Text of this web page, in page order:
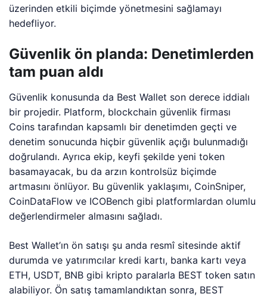
üzerinden etkili biçimde yönetmesini sağlamayı
hedefliyor.
Güvenlik ön planda: Denetimlerden
tam puan aldı
Güvenlik konusunda da Best Wallet son derece iddialı
bir projedir. Platform, blockchain güvenlik firması
Coins tarafından kapsamlı bir denetimden geçti ve
denetim sonucunda hiçbir güvenlik açığı bulunmadığı
doğrulandı. Ayrıca ekip, keyfi şekilde yeni token
basamayacak, bu da arzın kontrolsüz biçimde
artmasını önlüyor. Bu güvenlik yaklaşımı, CoinSniper,
CoinDataFlow ve ICOBench gibi platformlardan olumlu
değerlendirmeler almasını sağladı.
Best Wallet’ın ön satışı şu anda resmî sitesinde aktif
durumda ve yatırımcılar kredi kartı, banka kartı veya
ETH, USDT, BNB gibi kripto paralarla BEST token satın
alabiliyor. Ön satış tamamlandıktan sonra, BEST